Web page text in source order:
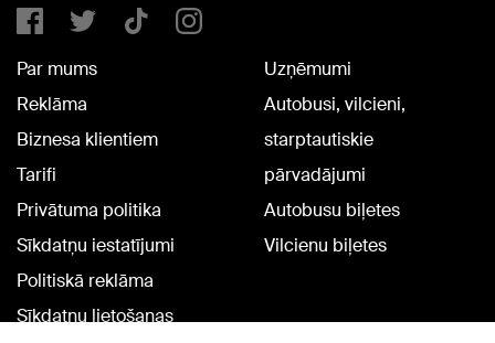
Par mums
Reklāma
Biznesa klientiem
Tarifi
Privātuma politika
Sīkdatņu iestatījumi
Politiskā reklāma
Sīkdatņu lietošanas
Uzņēmumi
Autobusi, vilcieni,
starptautiskie
pārvadājumi
Autobusu biļetes
Vilcienu biļetes